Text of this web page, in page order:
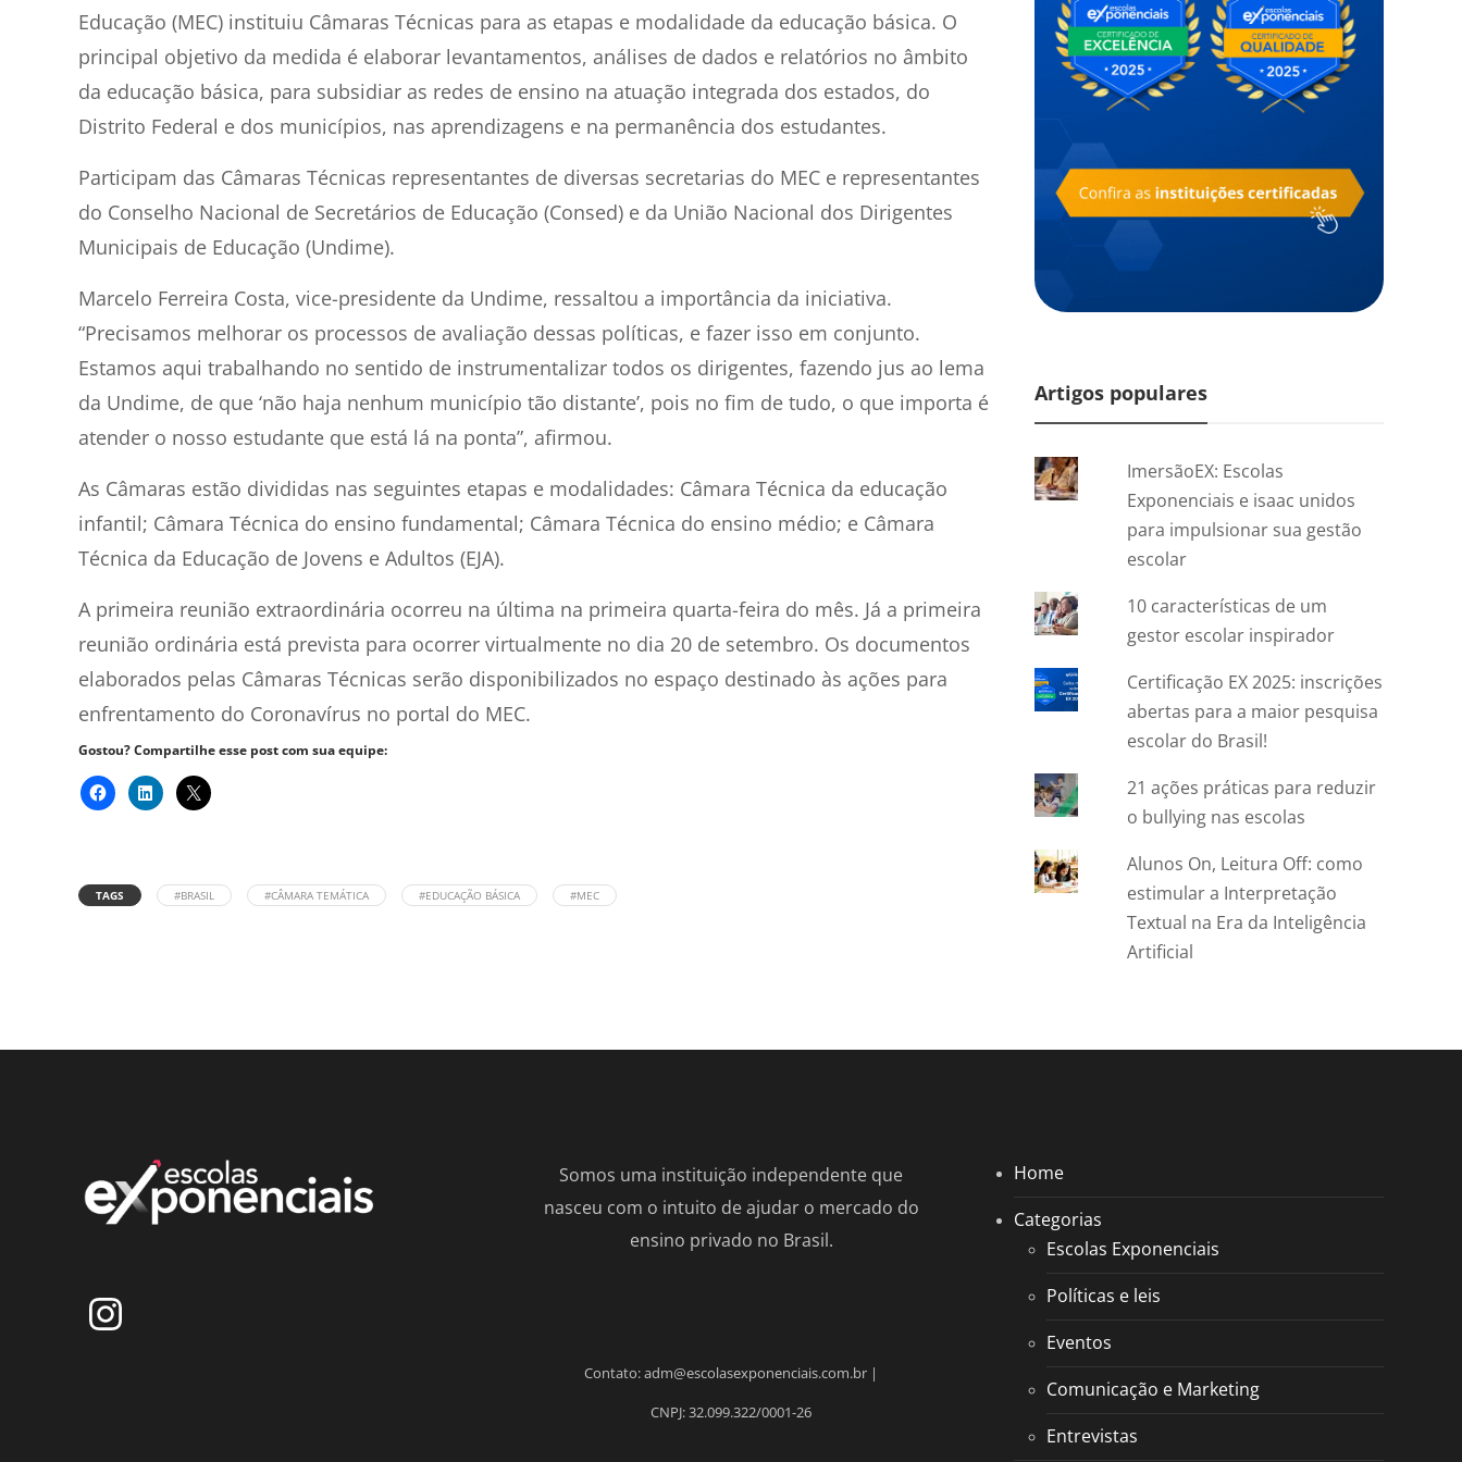
Educação (MEC) instituiu Câmaras Técnicas para as etapas e modalidade da educação básica. O
principal objetivo da medida é elaborar levantamentos, análises de dados e relatórios no âmbito
da educação básica, para subsidiar as redes de ensino na atuação integrada dos estados, do
Distrito Federal e dos municípios, nas aprendizagens e na permanência dos estudantes.
Participam das Câmaras Técnicas representantes de diversas secretarias do MEC e representantes
do Conselho Nacional de Secretários de Educação (Consed) e da União Nacional dos Dirigentes
Municipais de Educação (Undime).
Marcelo Ferreira Costa, vice-presidente da Undime, ressaltou a importância da iniciativa.
“Precisamos melhorar os processos de avaliação dessas políticas, e fazer isso em conjunto.
Estamos aqui trabalhando no sentido de instrumentalizar todos os dirigentes, fazendo jus ao lema
da Undime, de que ‘não haja nenhum município tão distante’, pois no fim de tudo, o que importa é
atender o nosso estudante que está lá na ponta”, afirmou.
As Câmaras estão divididas nas seguintes etapas e modalidades: Câmara Técnica da educação
infantil; Câmara Técnica do ensino fundamental; Câmara Técnica do ensino médio; e Câmara
Técnica da Educação de Jovens e Adultos (EJA).
A primeira reunião extraordinária ocorreu na última na primeira quarta-feira do mês. Já a primeira
reunião ordinária está prevista para ocorrer virtualmente no dia 20 de setembro. Os documentos
elaborados pelas Câmaras Técnicas serão disponibilizados no espaço destinado às ações para
enfrentamento do Coronavírus no portal do MEC.
Gostou? Compartilhe esse post com sua equipe:
TAGS #BRASIL #CÂMARA TEMÁTICA #EDUCAÇÃO BÁSICA #MEC
Artigos populares
ImersãoEX: Escolas
Exponenciais e isaac unidos
para impulsionar sua gestão
escolar
10 características de um
gestor escolar inspirador
Certificação EX 2025: inscrições
abertas para a maior pesquisa
escolar do Brasil!
21 ações práticas para reduzir
o bullying nas escolas
Alunos On, Leitura Off: como
estimular a Interpretação
Textual na Era da Inteligência
Artificial
Somos uma instituição independente que
nasceu com o intuito de ajudar o mercado do
ensino privado no Brasil.
Contato: adm@escolasexponenciais.com.br |
CNPJ: 32.099.322/0001-26
Home
Categorias
Escolas Exponenciais
Políticas e leis
Eventos
Comunicação e Marketing
Entrevistas